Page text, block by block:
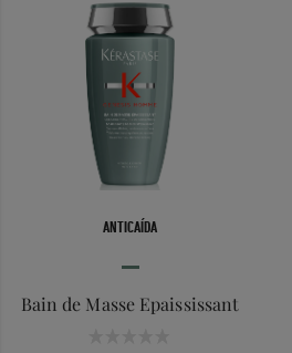
ANTICAÍDA
Bain de Masse Epaississant